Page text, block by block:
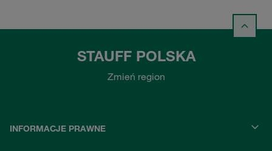
STAUFF POLSKA
Zmień region
INFORMACJE PRAWNE